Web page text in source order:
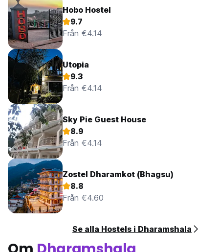
Hobo Hostel
9.7
Från €4.14
Utopia
9.3
Från €4.14
Sky Pie Guest House
8.9
Från €4.14
Zostel Dharamkot (Bhagsu)
8.8
Från €4.60
Se alla Hostels i Dharamshala